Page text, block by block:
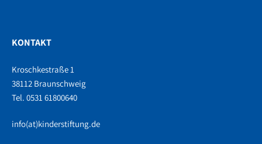
KONTAKT
Kroschkestraße 1
38112 Braunschweig
Tel. 0531 61800640
info(at)kinderstiftung.de